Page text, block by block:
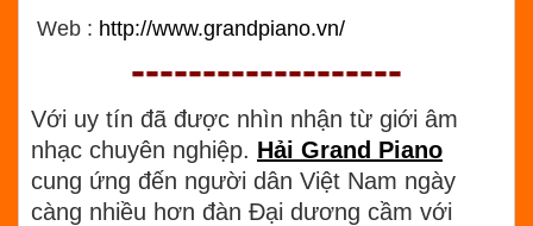
Web : http://www.grandpiano.vn/
-------------------
Với uy tín đã được nhìn nhận từ giới âm
nhạc chuyên nghiệp. Hải Grand Piano
cung ứng đến người dân Việt Nam ngày
càng nhiều hơn đàn Đại dương cầm với